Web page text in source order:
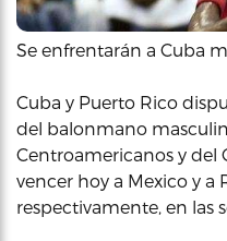
Se enfrentarán a Cuba
Cuba y Puerto Rico
del balonmano
Centroamericanos y del
vencer hoy a Mexico y
respectivamente, en las